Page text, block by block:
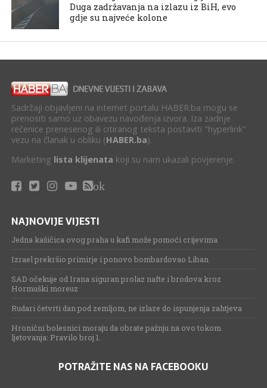
Duga zadržavanja na izlazu iz BiH, evo
gdje su najveće kolone
Sadržaji objavljeni na internet portalu HABER.ba mogu se
prenositi samo uz obavezu navođenja izvora. Iza zadnje
rečenice prenesenog ili citiranog teksta postaviti "hyperlink"
vezu na članak u obliku (HABER.ba).
Marketing lista klijenata koji su nam ukazali povjerenje.
ok
NAJNOVIJE VIJESTI
Jedna kašičica ovog praha u kafi može pomoći crijevima
Izrael prekršio primirje i ponovo bombardovao Liban
SAD očekuje od Irana siguran prolaz nafte i brodova kroz
Hormuški moreuz
Rudari četvrti dan pod zemljom, ne izlaze do ispunjenja zahtjeva
Hronični bolesnici moraju da obrate pažnju na ovo tokom
ljetovanja: Pravilo broj 1.
POTRAŽITE NAS NA FACEBOOKU